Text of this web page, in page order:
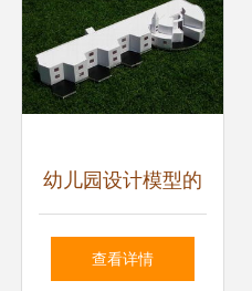
幼儿园设计模型的
构建方法与核心要
查看详情